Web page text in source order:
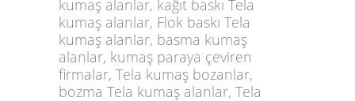
kumaş alanlar, kağıt baskı Tela
kumaş alanlar, Flok baskı Tela
kumaş alanlar, basma kumaş
alanlar, kumaş paraya çeviren
firmalar, Tela kumaş bozanlar,
bozma Tela kumaş alanlar, Tela